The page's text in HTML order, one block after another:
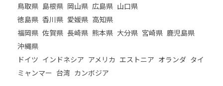
鳥取県 島根県 岡山県 広島県 山口県
徳島県 香川県 愛媛県 高知県
福岡県 佐賀県 長崎県 熊本県 大分県 宮崎県 鹿児島県
沖縄県
ドイツ インドネシア アメリカ エストニア オランダ タイ
ミャンマー 台湾 カンボジア